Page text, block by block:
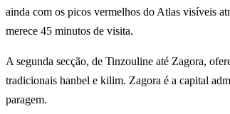
ainda com os picos vermelhos do Atlas visíveis
merece 45 minutos de visita.
A segunda secção, de Tinzouline até Zagora,
tradicionais hanbel e kilim. Zagora é a capital
paragem.